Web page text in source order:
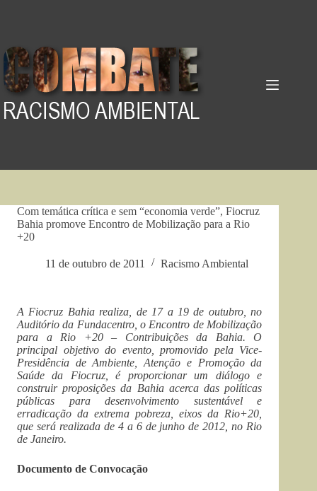
Com temática crítica e sem “economia verde”, Fiocruz
Bahia promove Encontro de Mobilização para a Rio
+20
11 de outubro de 2011 Racismo Ambiental
A Fiocruz Bahia realiza, de 17 a 19 de outubro, no
Auditório da Fundacentro, o Encontro de Mobilização
para a Rio +20 – Contribuições da Bahia. O
principal objetivo do evento, promovido pela Vice-
Presidência de Ambiente, Atenção e Promoção da
Saúde da Fiocruz, é proporcionar um diálogo e
construir proposições da Bahia acerca das políticas
públicas para desenvolvimento sustentável e
erradicação da extrema pobreza, eixos da Rio+20,
que será realizada de 4 a 6 de junho de 2012, no Rio
de Janeiro.
Documento de Convocação